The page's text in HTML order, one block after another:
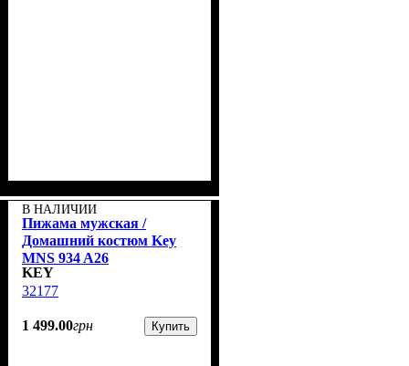
В НАЛИЧИИ
Пижама мужская /
Домашний костюм Key
MNS 934 A26
KEY
32177
1 499.00грн Купить